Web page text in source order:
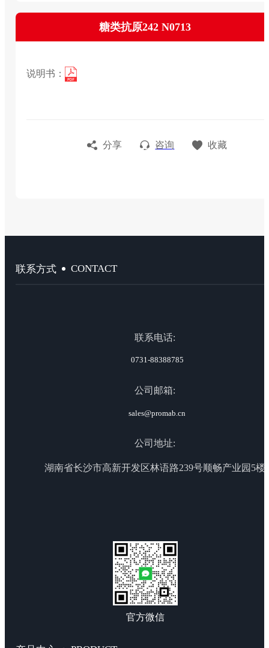
糖类抗原242 N0713
说明书：
分享 咨询 收藏
联系方式 CONTACT
联系电话:
0731-88388785
公司邮箱:
sales@promab.cn
公司地址:
湖南省长沙市高新开发区林语路239号顺畅产业园5楼
官方微信